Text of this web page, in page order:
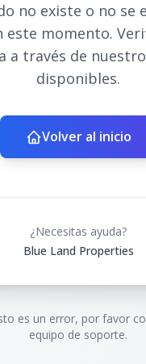
no existe o no se
este momento.
a través de
disponibles.
Volver al inicio
¿Necesitas ayuda?
Blue Land Properties
es un error, por favor
equipo de soporte.